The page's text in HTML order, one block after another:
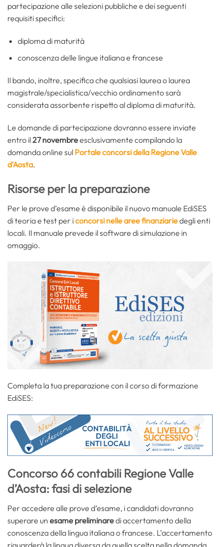
partecipazione alle selezioni pubbliche e dei seguenti
requisiti specifici:
diploma di maturità
conoscenza delle lingue italiana e francese
Il bando, inoltre, specifica che qualsiasi laurea o laurea
magistrale/specialistica/vecchio ordinamento sarà
considerata assorbente rispetto al diploma di maturità.
Le domande di partecipazione dovranno essere inviate
entro il27 novembreesclusivamente compilando la
domanda online sul Portale concorsi della Regione Valle
d’Aosta.
Risorse per la preparazione
Per le prove d’esame è disponibile il nuovo manuale EdiSES
di teoria e test per iconcorsi nelle aree finanziariedegli enti
locali. Il manuale prevede il software di simulazione in
omaggio.
Completa la tua preparazione con il corso di formazione
EdiSES:
Concorso 66 contabili Regione Valle
d’Aosta: fasi di selezione
Per accedere alle prove d’esame, i candidati dovranno
superare un esame preliminaredi accertamento della
conoscenza della lingua italiana o francese. L’accertamento